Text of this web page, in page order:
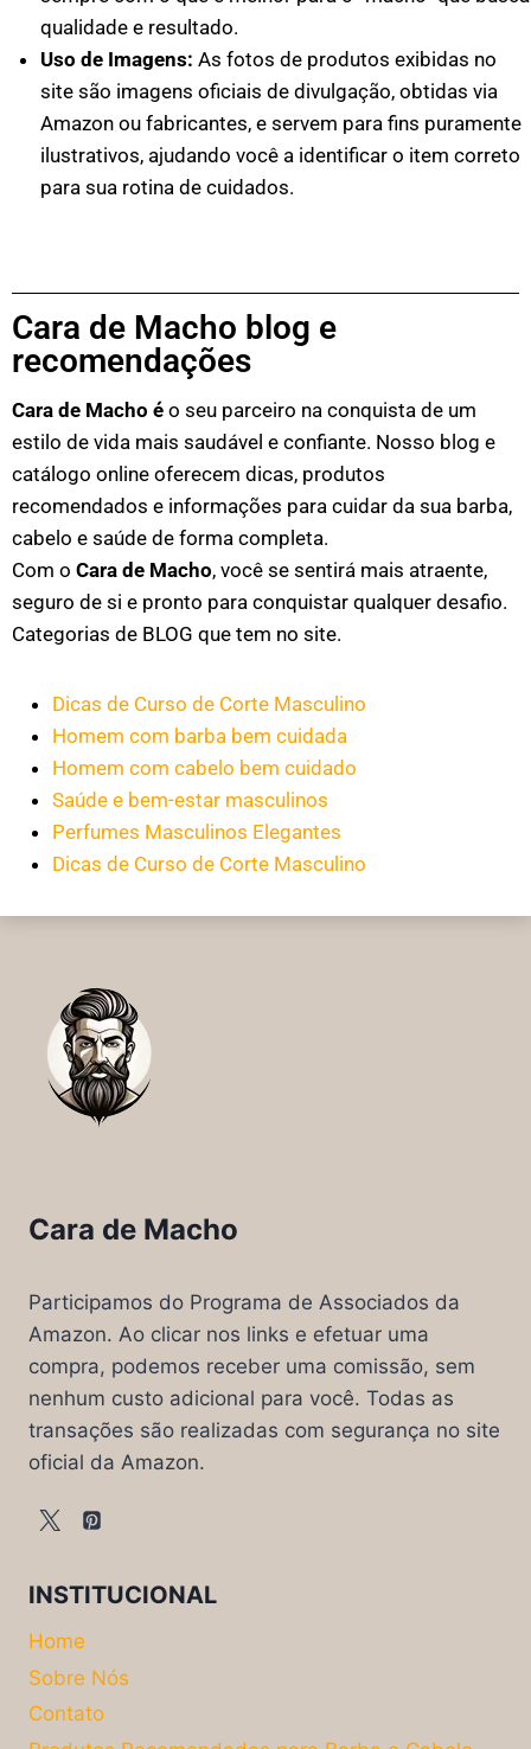
qualidade e resultado.
Uso de Imagens: As fotos de produtos exibidas no
site são imagens oficiais de divulgação, obtidas via
Amazon ou fabricantes, e servem para fins puramente
ilustrativos, ajudando você a identificar o item correto
para sua rotina de cuidados.
Cara de Macho blog e
recomendações
Cara de Macho é o seu parceiro na conquista de um
estilo de vida mais saudável e confiante. Nosso blog e
catálogo online oferecem dicas, produtos
recomendados e informações para cuidar da sua barba,
cabelo e saúde de forma completa.
Com o Cara de Macho, você se sentirá mais atraente,
seguro de si e pronto para conquistar qualquer desafio.
Categorias de BLOG que tem no site.
Dicas de Curso de Corte Masculino
Homem com barba bem cuidada
Homem com cabelo bem cuidado
Saúde e bem-estar masculinos
Perfumes Masculinos Elegantes
Dicas de Curso de Corte Masculino
Cara de Macho
Participamos do Programa de Associados da
Amazon. Ao clicar nos links e efetuar uma
compra, podemos receber uma comissão, sem
nenhum custo adicional para você. Todas as
transações são realizadas com segurança no site
oficial da Amazon.
INSTITUCIONAL
Home
Sobre Nós
Contato